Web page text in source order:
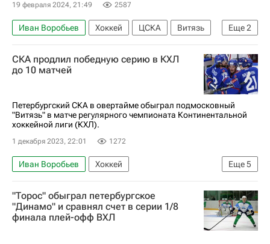
19 февраля 2024, 21:49 2587
Еще2
Иван Воробьев Хоккей ЦСКА
Витязь
Регулярный чемпионат КХЛ
Максим Мамин
СКА продлил победную серию в КХЛ
до 10 матчей
Петербургский СКА в овертайме обыграл подмосковный
"Витязь" в матче регулярного чемпионата Континентальной
хоккейной лиги (КХЛ).
1 декабря 2023, 22:01 1272
Еще5
Иван Воробьев
Хоккей
Регулярный чемпионат КХЛ
СКА (Санкт-Петербург)
Витязь
Михаил Воробьев
Александр Никишин
"Торос" обыграл петербургское
"Динамо" и сравнял счет в серии 1/8
финала плей-офф ВХЛ